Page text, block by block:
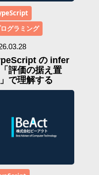
グラミング
の infer
評価の据え置
で理解する